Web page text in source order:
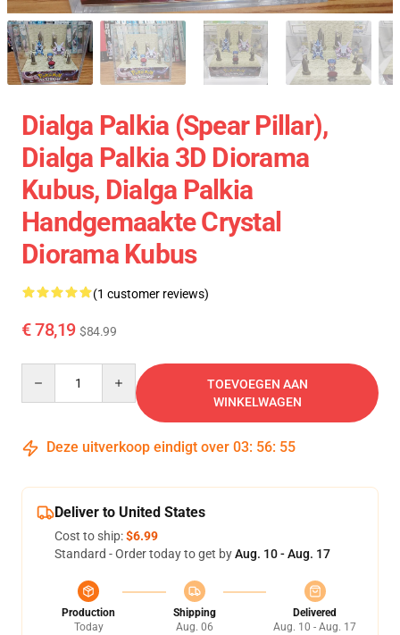
Dialga Palkia (Spear Pillar),
Dialga Palkia 3D Diorama
Kubus, Dialga Palkia
Handgemaakte Crystal
Diorama Kubus
(1 customer reviews)
€ 78,19 $84.99
TOEVOEGEN AAN
WINKELWAGEN
Deze uitverkoop eindigt over 03: 56: 54
Deliver to United States
Cost to ship:$6.99
Standard - Order today to get byAug. 10 - Aug. 17
Production
Today
Shipping
Aug. 06
Delivered
Aug. 10 - Aug. 17